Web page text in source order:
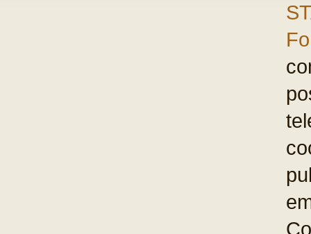
general de
general-maior